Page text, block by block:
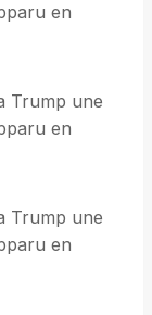
en
Trump une
en
Trump une
en